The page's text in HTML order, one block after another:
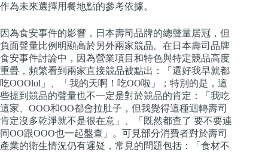
作為未來選擇用餐地點的參考依據。
因為食安事件的影響，日本壽司品牌的總聲量居冠，但
負面聲量比例明顯高於另外兩家競品。在日本壽司品牌
食安事件討論中，因為營業項目和特色與特定競品高度
重疊，頻繁看到兩家直接競品被點出：「還好我早就都
吃OOOlol」、「我的天啊！吃OO啦」；特別的是，這
些提到競品的聲量也不一定是對於競品的肯定：「我吃
這家、OOO和OO都會拉肚子，但我覺得這種迴轉壽司
肯定沒多乾淨就不是很在意」、「既然都查了 要不要連
同OO跟OOO也一起盤查」。可見部分消費者對於壽司
產業的衛生情況仍有遲疑，常見的問題包括：「食材不